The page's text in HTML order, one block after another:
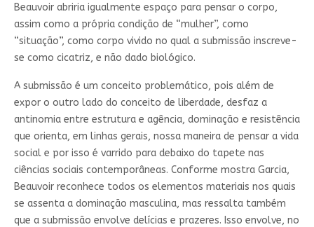
Beauvoir abriria igualmente espaço para pensar o corpo,
assim como a própria condição de “mulher”, como
“situação”, como corpo vivido no qual a submissão inscreve-
se como cicatriz, e não dado biológico.
A submissão é um conceito problemático, pois além de
expor o outro lado do conceito de liberdade, desfaz a
antinomia entre estrutura e agência, dominação e resistência
que orienta, em linhas gerais, nossa maneira de pensar a vida
social e por isso é varrido para debaixo do tapete nas
ciências sociais contemporâneas. Conforme mostra Garcia,
Beauvoir reconhece todos os elementos materiais nos quais
se assenta a dominação masculina, mas ressalta também
que a submissão envolve delícias e prazeres. Isso envolve, no